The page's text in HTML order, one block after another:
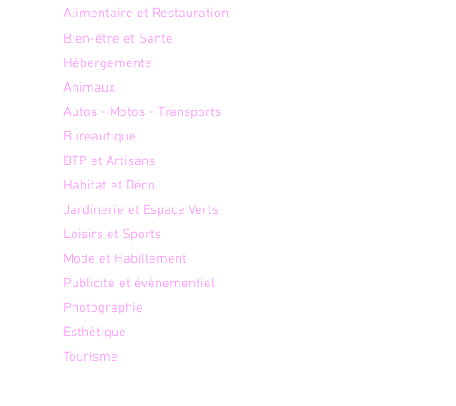
Camping en bord de Saône
près de Lyon – Ô fil de l’Eau
Alimentaire et Restauration
Bien-être et Santé
Hébergements
Animaux
Autos - Motos - Transports
Bureautique
BTP et Artisans
Habitat et Déco
Jardinerie et Espace Verts
Loisirs et Sports
Mode et Habillement
Publicité et événementiel
Photographie
Esthétique
Tourisme